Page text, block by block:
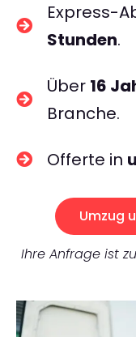
Express-
Stunden.
Über 16
Branche.
Offerte in
Umzug
Ihre Anfrage ist